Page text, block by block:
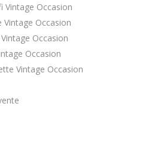
Vintage Occasion
Vintage Occasion
Occasion
Occasion
Vintage Occasion